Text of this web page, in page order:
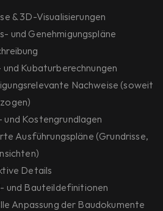
& 3D-Visualisierungen
und Genehmigungspläne
und Kubaturberechnungen
Nachweise (soweit
und Kostengrundlagen
Ausführungspläne (Grundrisse,
Details
und Bauteildefinitionen
Anpassung der Baudokumente